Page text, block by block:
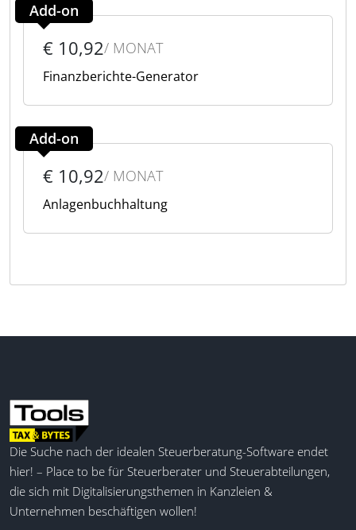
Add-on
€ 10,92/ MONAT
Finanzberichte-Generator
Add-on
€ 10,92/ MONAT
Anlagenbuchhaltung
Die Suche nach der idealen Steuerberatung-Software endet
hier! – Place to be für Steuerberater und Steuerabteilungen,
die sich mit Digitalisierungsthemen in Kanzleien &
Unternehmen beschäftigen wollen!